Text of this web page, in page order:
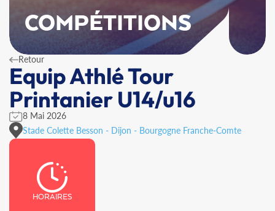
COMPÉTITIONS
Retour
Equip Athlé Tour
Printanier U14/u16
8 Mai 2026
Stade Colette Besson - Dijon - Bourgogne Franche-Comte
HORAIRES